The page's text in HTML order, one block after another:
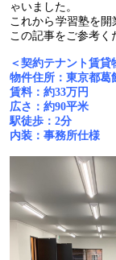
ゃいました。
これから学習塾を
この記事をご参考く
＜契約テナント賃貸
物件住所：東京都葛
賃料：約33万円
広さ：約90平米
駅徒歩： 2分
内装：事務所仕様